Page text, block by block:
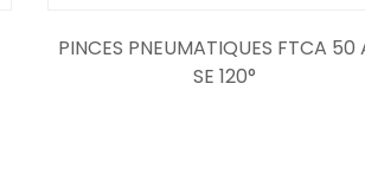
PINCES PNEUMATIQUES FTCA 50
SE 120°